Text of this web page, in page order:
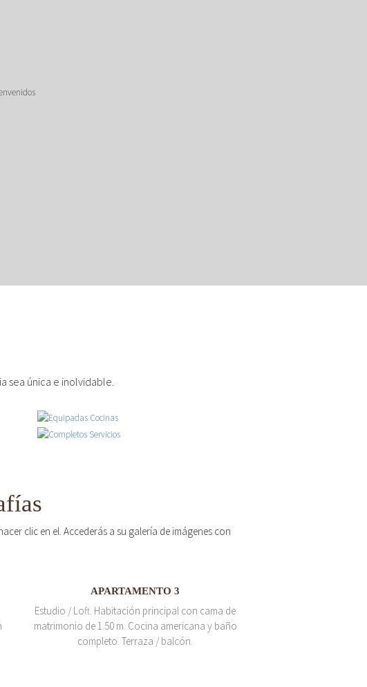
sea única e inolvidable.
clic en el. Accederás a su galería de imágenes con
APARTAMENTO 3
Estudio / Loft. Habitación principal con cama de
matrimonio de 1.50 m. Cocina americana y baño
completo. Terraza / balcón.